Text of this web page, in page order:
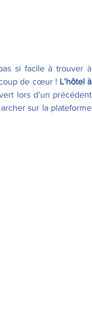
si facile à trouver à
coup de cœur ! L’hôtel à
lors d’un précédent
sur la plateforme